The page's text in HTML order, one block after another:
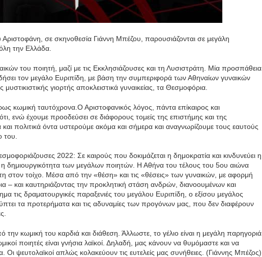
σε σκηνοθεσία Γιάννη Μπέζου, παρουσιάζονται σε μεγάλη
την Ελλάδα.
του ποιητή, μαζί με τις Εκκλησιάζουσες και τη Λυσιστράτη. Μία προσπάθεια
τον μεγάλο Ευριπίδη, με βάση την συμπεριφορά των Αθηναίων γυναικών
μυστικιστικής γιορτής αποκλειστικά γυναικείας, τα Θεσμοφόρια.
κωμική ταυτόχρονα.Ο Αριστοφανικός λόγος, πάντα επίκαιρος και
ενώ έχουμε προοδεύσει σε διάφορους τομείς της επιστήμης και της
και πολιτικά όντα υστερούμε ακόμα και σήμερα και αναγνωρίζουμε τους εαυτούς
του.
2022: Σε καιρούς που δοκιμάζεται η δημοκρατία και κινδυνεύει η
η δημιουργικότητα των μεγάλων ποιητών. Η Αθήνα του τέλους του 5ου αιώνα
στον τοίχο. Μέσα από την «θέση» και τις «θέσεις» των γυναικών, με αφορμή
– και καυτηριάζοντας την προκλητική στάση ανδρών, διανοουμένων και
τις δραματουργικές παραξενιές του μεγάλου Ευριπίδη, ο εξίσου μεγάλος
τα προτερήματα και τις αδυναμίες των προγόνων μας, που δεν διαφέρουν
κωμική του καρδιά και διάθεση. Άλλωστε, το γέλιο είναι η μεγάλη παρηγοριά
ποιητές είναι γνήσια λαϊκοί. Δηλαδή, μας κάνουν να θυμόμαστε και να
Οι ψευτολαϊκοί απλώς κολακεύουν τις ευτελείς μας συνήθειες. (Γιάννης Μπέζος)